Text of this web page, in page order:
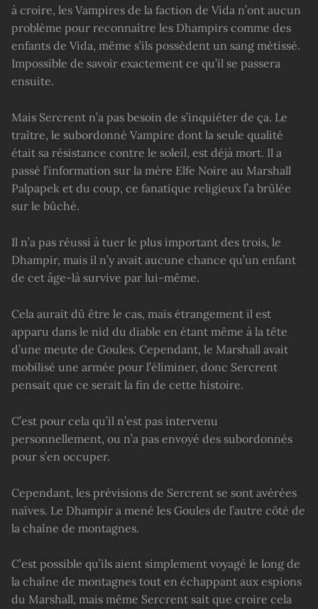
à croire, les Vampires de la faction de Vida n’ont aucun
problème pour reconnaître les Dhampirs comme des
enfants de Vida, même s’ils possèdent un sang métissé.
Impossible de savoir exactement ce qu’il se passera
ensuite.
Mais Sercrent n’a pas besoin de s’inquiéter de ça. Le
traître, le subordonné Vampire dont la seule qualité
était sa résistance contre le soleil, est déjà mort. Il a
passé l’information sur la mère Elfe Noire au Marshall
Palpapek et du coup, ce fanatique religieux l’a brûlée
sur le bûché.
Il n’a pas réussi à tuer le plus important des trois, le
Dhampir, mais il n’y avait aucune chance qu’un enfant
de cet âge-là survive par lui-même.
Cela aurait dû être le cas, mais étrangement il est
apparu dans le nid du diable en étant même à la tête
d’une meute de Goules. Cependant, le Marshall avait
mobilisé une armée pour l’éliminer, donc Sercrent
pensait que ce serait la fin de cette histoire.
C’est pour cela qu’il n’est pas intervenu
personnellement, ou n’a pas envoyé des subordonnés
pour s’en occuper.
Cependant, les prévisions de Sercrent se sont avérées
naïves. Le Dhampir a mené les Goules de l’autre côté de
la chaîne de montagnes.
C’est possible qu’ils aient simplement voyagé le long de
la chaîne de montagnes tout en échappant aux espions
du Marshall, mais même Sercrent sait que croire cela